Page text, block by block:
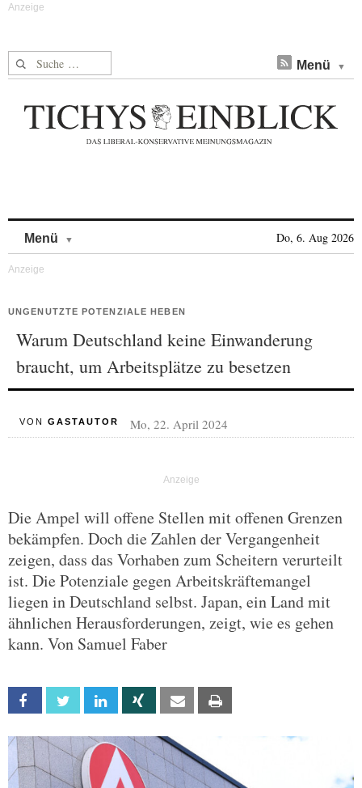
Suche nach: Menü
Menü Do, 6. Aug 2026
UNGENUTZTE POTENZIALE HEBEN
Warum Deutschland keine Einwanderung
braucht, um Arbeitsplätze zu besetzen
VON GASTAUTOR Mo, 22. April 2024
Die Ampel will offene Stellen mit offenen Grenzen
bekämpfen. Doch die Zahlen der Vergangenheit
zeigen, dass das Vorhaben zum Scheitern verurteilt
ist. Die Potenziale gegen Arbeitskräftemangel
liegen in Deutschland selbst. Japan, ein Land mit
ähnlichen Herausforderungen, zeigt, wie es gehen
kann. Von Samuel Faber
Facebook Twitter Linkedin Xing Email